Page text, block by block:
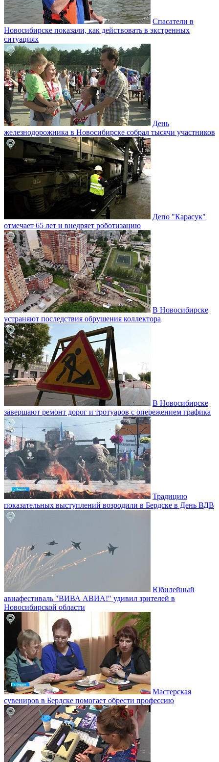
Спасатели в
Новосибирске показали, как действовать в экстренных
ситуациях
День
железнодорожника в Новосибирске собрал тысячи участников
Депо "Карасук"
отмечает 65 лет и внедряет роботизацию
В Новосибирске
устраняют последствия обрушения коллектора
В Новосибирске
завершают ремонт дорог и тротуаров с опережением графика
Традицию
показательных выступлений возродили в Бердске в День ВДВ
Юбилейный
авиафестиваль "ВИВА АВИА!" удивил зрителей в
Новосибирской области
Мастерская
сувениров в Бердске помогает обрести профессию